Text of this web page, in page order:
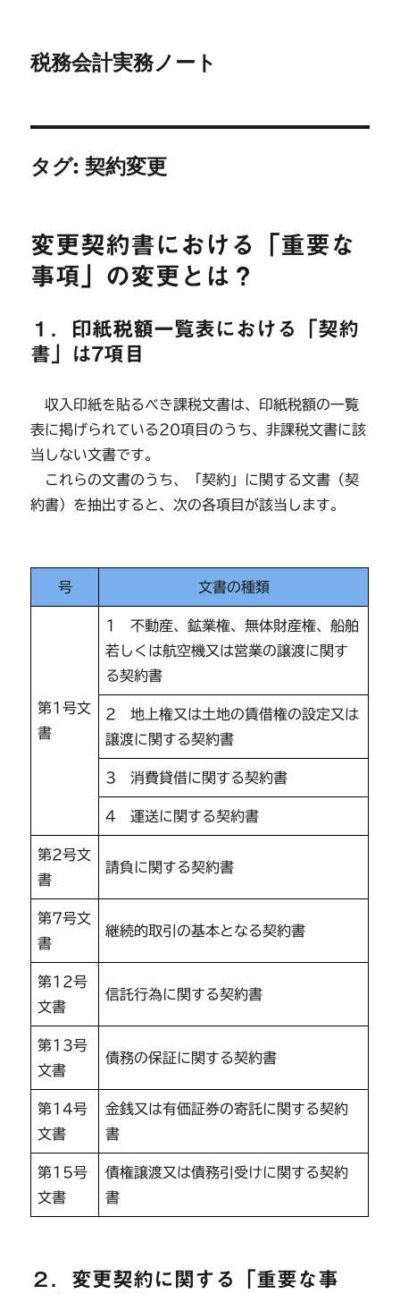
税務会計実務ノート
タグ:契約変更
変更契約書における「重要な
事項」の変更とは？
１．印紙税額一覧表における「契約
書」は7項目
収入印紙を貼るべき課税文書は、印紙税額の一覧
表に掲げられている20項目のうち、非課税文書に該
当しない文書です。
これらの文書のうち、「契約」に関する文書（契
約書）を抽出すると、次の各項目が該当します。
号 文書の種類
第1号文
書
1 不動産、鉱業権、無体財産権、船舶
若しくは航空機又は営業の譲渡に関す
る契約書
2 地上権又は土地の賃借権の設定又は
譲渡に関する契約書
3 消費貸借に関する契約書
4 運送に関する契約書
第2号文
書
請負に関する契約書
第7号文
書
継続的取引の基本となる契約書
第12号
文書
信託行為に関する契約書
第13号
文書
債務の保証に関する契約書
第14号
文書
金銭又は有価証券の寄託に関する契約
書
第15号
文書
債権譲渡又は債務引受けに関する契約
書
２．変更契約に関する「重要な事